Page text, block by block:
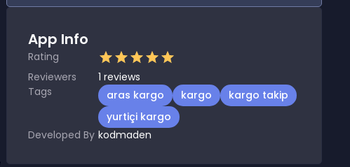
App Info
Rating
Reviewers
1 reviews
Tags
aras kargo kargo
kargo takip
yurtiçi kargo
Developed By kodmaden